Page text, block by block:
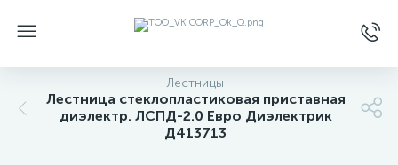
Лестницы
Лестница стеклопластиковая приставная
диэлектр. ЛСПД-2.0 Евро Диэлектрик
Д413713